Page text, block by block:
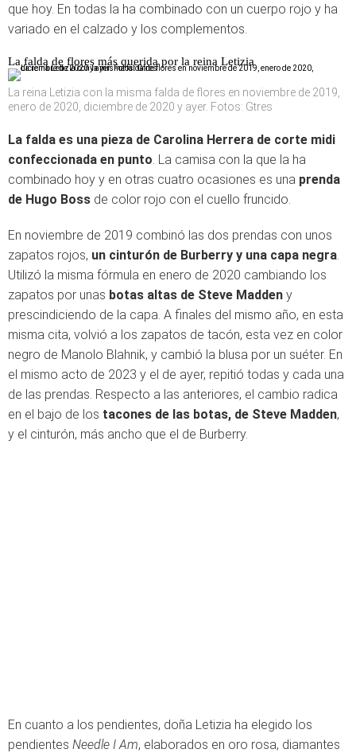
que hoy. En todas la ha combinado con un cuerpo rojo y ha
variado en el calzado y los complementos.
La falda de flores más querida por la reina Letizia
La reina Letizia con la misma falda de flores en noviembre de 2019,
enero de 2020, diciembre de 2020 y ayer. Fotos: Gtres
La falda es una pieza de Carolina Herrera de corte midi
confeccionada en punto . La camisa con la que la ha
combinado hoy y en otras cuatro ocasiones es una prenda
de Hugo Boss de color rojo con el cuello fruncido.
En noviembre de 2019 combinó las dos prendas con unos
zapatos rojos, un cinturón de Burberry y una capa negra
Utilizó la misma fórmula en enero de 2020 cambiando los
zapatos por unas botas altas de Steve Madden y
prescindiciendo de la capa. A finales del mismo año, en esta
misma cita, volvió a los zapatos de tacón, esta vez en color
negro de Manolo Blahnik, y cambió la blusa por un suéter. En
el mismo acto de 2023 y el de ayer, repitió todas y cada una
de las prendas. Respecto a las anteriores, el cambio radica
en el bajo de los tacones de las botas, de Steve Madden,
y el cinturón, más ancho que el de Burberry.
En cuanto a los pendientes, doña Letizia ha elegido los
pendientes Needle I Am, elaborados en oro rosa, diamantes